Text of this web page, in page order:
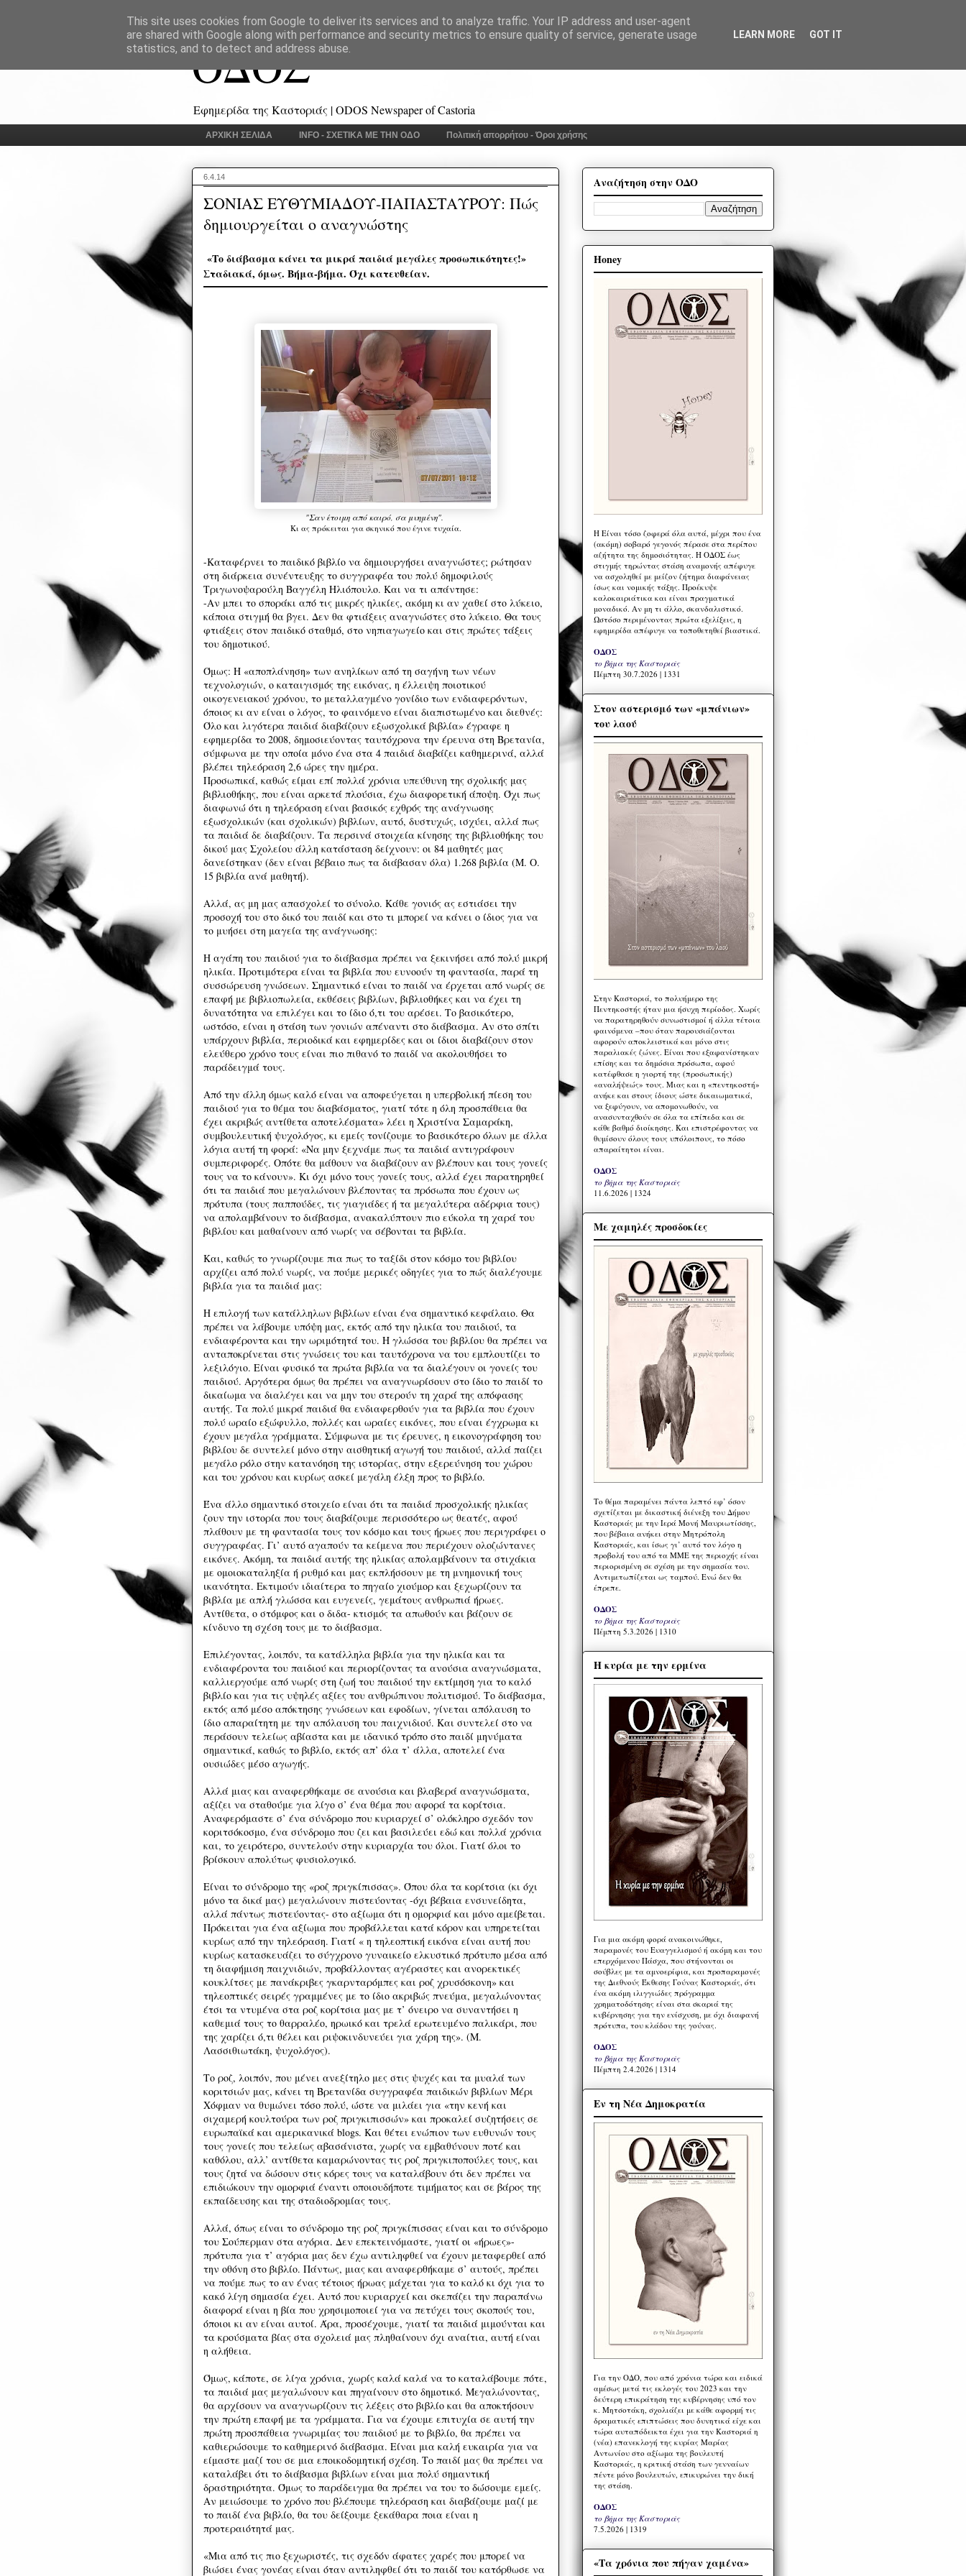
ΟΔΟΣ
Εφημερίδα της Καστοριάς | ODOS Newspaper of Castoria
ΑΡΧΙΚΗ ΣΕΛΙΔΑ INFO - ΣΧΕΤΙΚΑ ΜΕ ΤΗΝ ΟΔΟ Πολιτική απορρήτου - Όροι χρήσης
6.4.14
ΣΟΝΙΑΣ ΕΥΘΥΜΙΑΔΟΥ-ΠΑΠΑΣΤΑΥΡΟΥ: Πώς
δημιουργείται ο αναγνώστης
«Το διάβασμα κάνει τα μικρά παιδιά μεγάλες προσωπικότητες!»
Σταδιακά, όμως. Βήμα-βήμα. Όχι κατευθείαν.
"Σαν έτοιμη από καιρό, σα μυημένη".
Κι ας πρόκειται για σκηνικό που έγινε τυχαία.
-Καταφέρνει το παιδικό βιβλίο να δημιουργήσει αναγνώστες; ρώτησαν
στη διάρκεια συνέντευξης το συγγραφέα του πολύ δημοφιλούς
Τριγωνοψαρούλη Βαγγέλη Ηλιόπουλο. Και να τι απάντησε:
-Αν μπει το σποράκι από τις μικρές ηλικίες, ακόμη κι αν χαθεί στο λύκειο,
κάποια στιγμή θα βγει. Δεν θα φτιάξεις αναγνώστες στο λύκειο. Θα τους
φτιάξεις στον παιδικό σταθμό, στο νηπιαγωγείο και στις πρώτες τάξεις
του δημοτικού.
Όμως: Η «αποπλάνηση» των ανηλίκων από τη σαγήνη των νέων
τεχνολογιών, ο καταιγισμός της εικόνας, η έλλειψη ποιοτικού
οικογενειακού χρόνου, το μεταλλαγμένο γονίδιο των ενδιαφερόντων,
όποιος κι αν είναι ο λόγος, το φαινόμενο είναι διαπιστωμένο και διεθνές:
Όλο και λιγότερα παιδιά διαβάζουν εξωσχολικά βιβλία» έγραφε η
εφημερίδα το 2008, δημοσιεύοντας ταυτόχρονα την έρευνα στη Βρετανία,
σύμφωνα με την οποία μόνο ένα στα 4 παιδιά διαβάζει καθημερινά, αλλά
βλέπει τηλεόραση 2,6 ώρες την ημέρα.
Προσωπικά, καθώς είμαι επί πολλά χρόνια υπεύθυνη της σχολικής μας
βιβλιοθήκης, που είναι αρκετά πλούσια, έχω διαφορετική άποψη. Όχι πως
διαφωνώ ότι η τηλεόραση είναι βασικός εχθρός της ανάγνωσης
εξωσχολικών (και σχολικών) βιβλίων, αυτό, δυστυχώς, ισχύει, αλλά πως
τα παιδιά δε διαβάζουν. Τα περσινά στοιχεία κίνησης της βιβλιοθήκης του
δικού μας Σχολείου άλλη κατάσταση δείχνουν: οι 84 μαθητές μας
δανείστηκαν (δεν είναι βέβαιο πως τα διάβασαν όλα) 1.268 βιβλία (Μ. Ο.
15 βιβλία ανά μαθητή).
Αλλά, ας μη μας απασχολεί το σύνολο. Κάθε γονιός ας εστιάσει την
προσοχή του στο δικό του παιδί και στο τι μπορεί να κάνει ο ίδιος για να
το μυήσει στη μαγεία της ανάγνωσης:
Η αγάπη του παιδιού για το διάβασμα πρέπει να ξεκινήσει από πολύ μικρή
ηλικία. Προτιμότερα είναι τα βιβλία που ευνοούν τη φαντασία, παρά τη
συσσώρευση γνώσεων. Σημαντικό είναι το παιδί να έρχεται από νωρίς σε
επαφή με βιβλιοπωλεία, εκθέσεις βιβλίων, βιβλιοθήκες και να έχει τη
δυνατότητα να επιλέγει και το ίδιο ό,τι του αρέσει. Το βασικότερο,
ωστόσο, είναι η στάση των γονιών απέναντι στο διάβασμα. Αν στο σπίτι
υπάρχουν βιβλία, περιοδικά και εφημερίδες και οι ίδιοι διαβάζουν στον
ελεύθερο χρόνο τους είναι πιο πιθανό το παιδί να ακολουθήσει το
παράδειγμά τους.
Από την άλλη όμως καλό είναι να αποφεύγεται η υπερβολική πίεση του
παιδιού για το θέμα του διαβάσματος, γιατί τότε η όλη προσπάθεια θα
έχει ακριβώς αντίθετα αποτελέσματα» λέει η Χριστίνα Σαμαράκη,
συμβουλευτική ψυχολόγος, κι εμείς τονίζουμε το βασικότερο όλων με άλλα
λόγια αυτή τη φορά: «Να μην ξεχνάμε πως τα παιδιά αντιγράφουν
συμπεριφορές. Οπότε θα μάθουν να διαβάζουν αν βλέπουν και τους γονείς
τους να το κάνουν». Κι όχι μόνο τους γονείς τους, αλλά έχει παρατηρηθεί
ότι τα παιδιά που μεγαλώνουν βλέποντας τα πρόσωπα που έχουν ως
πρότυπα (τους παππούδες, τις γιαγιάδες ή τα μεγαλύτερα αδέρφια τους)
να απολαμβάνουν το διάβασμα, ανακαλύπτουν πιο εύκολα τη χαρά του
βιβλίου και μαθαίνουν από νωρίς να σέβονται τα βιβλία.
Και, καθώς το γνωρίζουμε πια πως το ταξίδι στον κόσμο του βιβλίου
αρχίζει από πολύ νωρίς, να πούμε μερικές οδηγίες για το πώς διαλέγουμε
βιβλία για τα παιδιά μας:
Η επιλογή των κατάλληλων βιβλίων είναι ένα σημαντικό κεφάλαιο. Θα
πρέπει να λάβουμε υπόψη μας, εκτός από την ηλικία του παιδιού, τα
ενδιαφέροντα και την ωριμότητά του. Η γλώσσα του βιβλίου θα πρέπει να
ανταποκρίνεται στις γνώσεις του και ταυτόχρονα να του εμπλουτίζει το
λεξιλόγιο. Είναι φυσικό τα πρώτα βιβλία να τα διαλέγουν οι γονείς του
παιδιού. Αργότερα όμως θα πρέπει να αναγνωρίσουν στο ίδιο το παιδί το
δικαίωμα να διαλέγει και να μην του στερούν τη χαρά της απόφασης
αυτής. Τα πολύ μικρά παιδιά θα ενδιαφερθούν για τα βιβλία που έχουν
πολύ ωραίο εξώφυλλο, πολλές και ωραίες εικόνες, που είναι έγχρωμα κι
έχουν μεγάλα γράμματα. Σύμφωνα με τις έρευνες, η εικονογράφηση του
βιβλίου δε συντελεί μόνο στην αισθητική αγωγή του παιδιού, αλλά παίζει
μεγάλο ρόλο στην κατανόηση της ιστορίας, στην εξερεύνηση του χώρου
και του χρόνου και κυρίως ασκεί μεγάλη έλξη προς το βιβλίο.
Ένα άλλο σημαντικό στοιχείο είναι ότι τα παιδιά προσχολικής ηλικίας
ζουν την ιστορία που τους διαβάζουμε περισσότερο ως θεατές, αφού
πλάθουν με τη φαντασία τους τον κόσμο και τους ήρωες που περιγράφει ο
συγγραφέας. Γι’ αυτό αγαπούν τα κείμενα που περιέχουν ολοζώντανες
εικόνες. Ακόμη, τα παιδιά αυτής της ηλικίας απολαμβάνουν τα στιχάκια
με ομοιοκαταληξία ή ρυθμό και μας εκπλήσσουν με τη μνημονική τους
ικανότητα. Εκτιμούν ιδιαίτερα το πηγαίο χιούμορ και ξεχωρίζουν τα
βιβλία με απλή γλώσσα και ευγενείς, γεμάτους ανθρωπιά ήρωες.
Αντίθετα, ο στόμφος και ο διδα- κτισμός τα απωθούν και βάζουν σε
κίνδυνο τη σχέση τους με το διάβασμα.
Επιλέγοντας, λοιπόν, τα κατάλληλα βιβλία για την ηλικία και τα
ενδιαφέροντα του παιδιού και περιορίζοντας τα ανούσια αναγνώσματα,
καλλιεργούμε από νωρίς στη ζωή του παιδιού την εκτίμηση για το καλό
βιβλίο και για τις υψηλές αξίες του ανθρώπινου πολιτισμού. Το διάβασμα,
εκτός από μέσο απόκτησης γνώσεων και εφοδίων, γίνεται απόλαυση το
ίδιο απαραίτητη με την απόλαυση του παιχνιδιού. Και συντελεί στο να
περάσουν τελείως αβίαστα και με ιδανικό τρόπο στο παιδί μηνύματα
σημαντικά, καθώς το βιβλίο, εκτός απ’ όλα τ’ άλλα, αποτελεί ένα
ουσιώδες μέσο αγωγής.
Αλλά μιας και αναφερθήκαμε σε ανούσια και βλαβερά αναγνώσματα,
αξίζει να σταθούμε για λίγο σ’ ένα θέμα που αφορά τα κορίτσια.
Αναφερόμαστε σ’ ένα σύνδρομο που κυριαρχεί σ’ ολόκληρο σχεδόν τον
κοριτσόκοσμο, ένα σύνδρομο που ζει και βασιλεύει εδώ και πολλά χρόνια
και, το χειρότερο, συντελούν στην κυριαρχία του όλοι. Γιατί όλοι το
βρίσκουν απολύτως φυσιολογικό.
Είναι το σύνδρομο της «ροζ πριγκίπισσας». Όπου όλα τα κορίτσια (κι όχι
μόνο τα δικά μας) μεγαλώνουν πιστεύοντας -όχι βέβαια ενσυνείδητα,
αλλά πάντως πιστεύοντας- στο αξίωμα ότι η ομορφιά και μόνο αμείβεται.
Πρόκειται για ένα αξίωμα που προβάλλεται κατά κόρον και υπηρετείται
κυρίως από την τηλεόραση. Γιατί « η τηλεοπτική εικόνα είναι αυτή που
κυρίως κατασκευάζει το σύγχρονο γυναικείο ελκυστικό πρότυπο μέσα από
τη διαφήμιση παιχνιδιών, προβάλλοντας αγέραστες και ανορεκτικές
κουκλίτσες με πανάκριβες γκαρνταρόμπες και ροζ χρυσόσκονη» και
τηλεοπτικές σειρές γραμμένες με το ίδιο ακριβώς πνεύμα, μεγαλώνοντας
έτσι τα ντυμένα στα ροζ κορίτσια μας με τ’ όνειρο να συναντήσει η
καθεμιά τους το θαρραλέο, ηρωικό και τρελά ερωτευμένο παλικάρι, που
της χαρίζει ό,τι θέλει και ριψοκινδυνεύει για χάρη της». (Μ.
Λασσιθιωτάκη, ψυχολόγος).
Το ροζ, λοιπόν, που μένει ανεξίτηλο μες στις ψυχές και τα μυαλά των
κοριτσιών μας, κάνει τη Βρετανίδα συγγραφέα παιδικών βιβλίων Μέρι
Χόφμαν να θυμώνει τόσο πολύ, ώστε να μιλάει για «την κενή και
σιχαμερή κουλτούρα των ροζ πριγκιπισσών» και προκαλεί συζητήσεις σε
ευρωπαϊκά και αμερικανικά blogs. Και θέτει ενώπιον των ευθυνών τους
τους γονείς που τελείως αβασάνιστα, χωρίς να εμβαθύνουν ποτέ και
καθόλου, αλλ’ αντίθετα καμαρώνοντας τις ροζ πριγκιποπούλες τους, και
τους ζητά να δώσουν στις κόρες τους να καταλάβουν ότι δεν πρέπει να
επιδιώκουν την ομορφιά έναντι οποιουδήποτε τιμήματος και σε βάρος της
εκπαίδευσης και της σταδιοδρομίας τους.
Αλλά, όπως είναι το σύνδρομο της ροζ πριγκίπισσας είναι και το σύνδρομο
του Σούπερμαν στα αγόρια. Δεν επεκτεινόμαστε, γιατί οι «ήρωες»-
πρότυπα για τ’ αγόρια μας δεν έχω αντιληφθεί να έχουν μεταφερθεί από
την οθόνη στο βιβλίο. Πάντως, μιας και αναφερθήκαμε σ’ αυτούς, πρέπει
να πούμε πως το αν ένας τέτοιος ήρωας μάχεται για το καλό κι όχι για το
κακό λίγη σημασία έχει. Αυτό που κυριαρχεί και σκεπάζει την παραπάνω
διαφορά είναι η βία που χρησιμοποιεί για να πετύχει τους σκοπούς του,
όποιοι κι αν είναι αυτοί. Άρα, προσέχουμε, γιατί τα παιδιά μιμούνται και
τα κρούσματα βίας στα σχολειά μας πληθαίνουν όχι αναίτια, αυτή είναι
η αλήθεια.
Όμως, κάποτε, σε λίγα χρόνια, χωρίς καλά καλά να το καταλάβουμε πότε,
τα παιδιά μας μεγαλώνουν και πηγαίνουν στο δημοτικό. Μεγαλώνοντας,
θα αρχίσουν να αναγνωρίζουν τις λέξεις στο βιβλίο και θα αποκτήσουν
την πρώτη επαφή με τα γράμματα. Για να έχουμε επιτυχία σε αυτή την
πρώτη προσπάθεια γνωριμίας του παιδιού με το βιβλίο, θα πρέπει να
καθιερώσουμε το καθημερινό διάβασμα. Είναι μια καλή ευκαιρία για να
είμαστε μαζί του σε μια εποικοδομητική σχέση. Το παιδί μας θα πρέπει να
καταλάβει ότι το διάβασμα βιβλίων είναι μια πολύ σημαντική
δραστηριότητα. Όμως το παράδειγμα θα πρέπει να του το δώσουμε εμείς.
Αν μειώσουμε το χρόνο που βλέπουμε τηλεόραση και διαβάζουμε μαζί με
το παιδί ένα βιβλίο, θα του δείξουμε ξεκάθαρα ποια είναι η
προτεραιότητά μας.
«Μια από τις πιο ξεχωριστές, τις σχεδόν άφατες χαρές που μπορεί να
βιώσει ένας γονέας είναι όταν αντιληφθεί ότι το παιδί του κατόρθωσε να
Αναζήτηση στην ΟΔΟ
Honey
Η Eίναι τόσο ζοφερά όλα αυτά, μέχρι που ένα
(ακόμη) σοβαρό γεγονός πέρασε στα περίπου
αζήτητα της δημοσιότητας. Η ΟΔΟΣ έως
στιγμής τηρώντας στάση αναμονής απέφυγε
να ασχοληθεί με μείζον ζήτημα διαφάνειας
ίσως και νομικής τάξης. Προέκυψε
καλοκαιριάτικα και είναι πραγματικά
μοναδικό. Αν μη τι άλλο, σκανδαλιστικό.
Ωστόσο περιμένοντας πρώτα εξελίξεις, η
εφημερίδα απέφυγε να τοποθετηθεί βιαστικά.
ΟΔΟΣ
το βήμα της Καστοριάς
Πέμπτη 30.7.2026 | 1331
Στον αστερισμό των «μπάνιων»
του λαού
Στην Καστοριά, το πολυήμερο της
Πεντηκοστής ήταν μια ήσυχη περίοδος. Χωρίς
να παρατηρηθούν συνωστισμοί ή άλλα τέτοια
φαινόμενα –που όταν παρουσιάζονται
αφορούν αποκλειστικά και μόνο στις
παραλιακές ζώνες. Είναι που εξαφανίστηκαν
επίσης και τα δημόσια πρόσωπα, αφού
κατέφθασε η γιορτή της (προσωπικής)
«αναλήψεώς» τους. Μιας και η «πεντηκοστή»
ανήκε και στους ίδιους ώστε δικαιωματικά,
να ξεφύγουν, να απομονωθούν, να
ανασυνταχθούν σε όλα τα επίπεδα και σε
κάθε βαθμό διοίκησης. Και επιστρέφοντας να
θυμίσουν όλους τους υπόλοιπους, το πόσο
απαραίτητοι είναι.
ΟΔΟΣ
το βήμα της Καστοριάς
11.6.2026 | 1324
Με χαμηλές προσδοκίες
Το θέμα παραμένει πάντα λεπτό εφ’ όσον
σχετίζεται με δικαστική διένεξη του Δήμου
Καστοριάς με την Ιερά Μονή Μαυριωτίσσης,
που βέβαια ανήκει στην Μητρόπολη
Καστοριάς, και ίσως γι’ αυτό τον λόγο η
προβολή του από τα ΜΜΕ της περιοχής είναι
περιορισμένη σε σχέση με την σημασία του.
Αντιμετωπίζεται ως ταμπού. Ενώ δεν θα
έπρεπε.
ΟΔΟΣ
το βήμα της Καστοριάς
Πέμπτη 5.3.2026 | 1310
Η κυρία με την ερμίνα
Για μια ακόμη φορά ανακοινώθηκε,
παραμονές του Ευαγγελισμού ή ακόμη και του
επερχόμενου Πάσχα, που στήνονται οι
σούβλες με τα αμνοερίφια, και προπαραμονές
της Διεθνούς Έκθεσης Γούνας Καστοριάς, ότι
ένα ακόμη ιλιγγιώδες πρόγραμμα
χρηματοδότησης είναι στα σκαριά της
κυβέρνησης για την ενίσχυση, με όχι διαφανή
πρότυπα, του κλάδου της γούνας.
ΟΔΟΣ
το βήμα της Καστοριάς
Πέμπτη 2.4.2026 | 1314
Εν τη Νέα Δημοκρατία
Για την ΟΔΟ, που από χρόνια τώρα και ειδικά
αμέσως μετά τις εκλογές του 2023 και την
δεύτερη επικράτηση της κυβέρνησης υπό τον
κ. Μητσοτάκη, σχολιάζει με κάθε αφορμή τις
δραματικές επιπτώσεις που δυνητικά είχε και
τώρα αυταπόδεικτα έχει για την Καστοριά η
(νέα) επανεκλογή της κυρίας Μαρίας
Αντωνίου στο αξίωμα της βουλευτή
Καστοριάς, η κριτική στάση των γενναίων
πέντε μόνο βουλευτών, επικυρώνει την δική
της στάση.
ΟΔΟΣ
το βήμα της Καστοριάς
7.5.2026 | 1319
«Τα χρόνια που πήγαν χαμένα»
This site uses cookies from Google to deliver its services and to analyze traffic. Your IP address and user-agent
are shared with Google along with performance and security metrics to ensure quality of service, generate usage
statistics, and to detect and address abuse.
LEARN MORE GOT IT